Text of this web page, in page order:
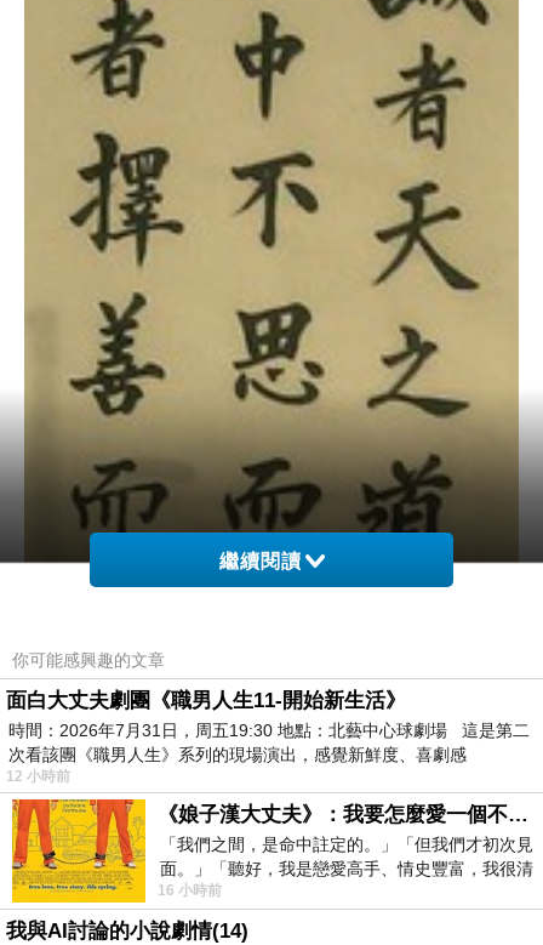
繼續閱讀
你可能感興趣的文章
面白大丈夫劇團《職男人生11-開始新生活》
時間：2026年7月31日，周五19:30 地點：北藝中心球劇場 這是第二
次看該團《職男人生》系列的現場演出，感覺新鮮度、喜劇感
12 小時前
《娘子漢大丈夫》：我要怎麼愛一個不存在的人？
「我們之間，是命中註定的。」「但我們才初次見
面。」「聽好，我是戀愛高手、情史豐富，我很清
楚這種感覺，你我之間的那種感覺，現
16 小時前
我與AI討論的小說劇情(14)